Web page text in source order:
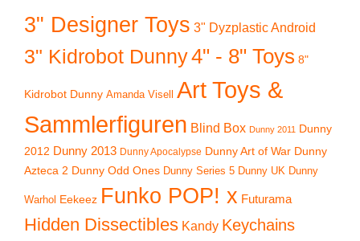
3" Designer Toys 3" Dyzplastic Android
3" Kidrobot Dunny4" - 8" Toys 8"
Kidrobot Dunny Amanda Visell
Art Toys &
Sammlerfiguren Blind Box Dunny 2011 Dunny
2012 Dunny 2013 Dunny Apocalypse Dunny Art of War Dunny
Azteca 2 Dunny Odd Ones Dunny Series 5 Dunny UK Dunny
Warhol Eekeez Funko POP! x Futurama
Hidden Dissectibles Kandy Keychains